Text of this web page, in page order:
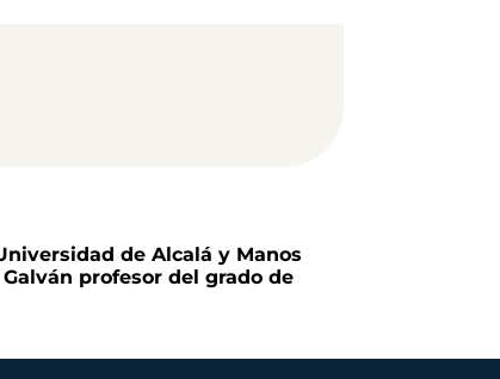
de Alcalá y Manos
profesor del grado de